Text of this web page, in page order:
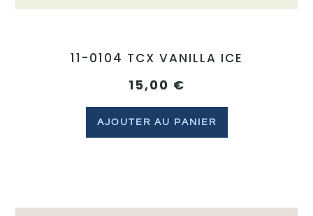
11-0104 TCX VANILLA ICE
15,00 €
AJOUTER AU PANIER